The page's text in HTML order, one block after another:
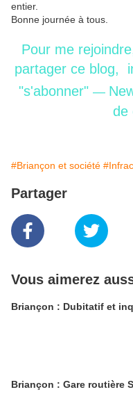
entier.
Bonne journée à tous.
Pour me
partager ce blog,
"s'abonner" —
de
#Briançon et société
Partager
Vous aimerez
Briançon : Dubitatif et
Briançon : Gare routière